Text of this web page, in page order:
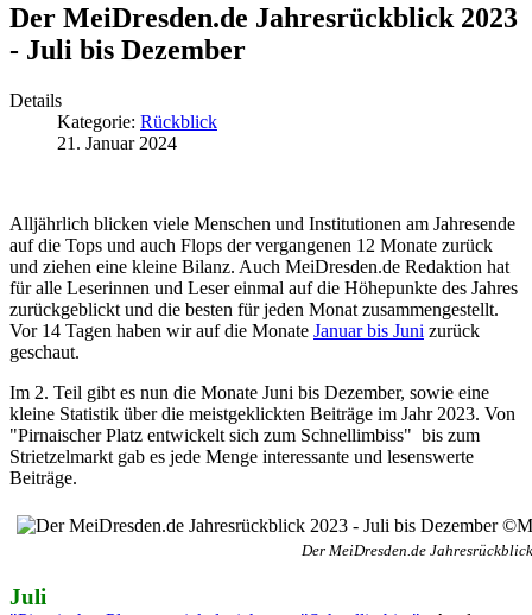
Der MeiDresden.de Jahresrückblick 2023
- Juli bis Dezember
Details
Kategorie: Rückblick
21. Januar 2024
Alljährlich blicken viele Menschen und Institutionen am Jahresende
auf die Tops und auch Flops der vergangenen 12 Monate zurück
und ziehen eine kleine Bilanz. Auch MeiDresden.de Redaktion hat
für alle Leserinnen und Leser einmal auf die Höhepunkte des Jahres
zurückgeblickt und die besten für jeden Monat zusammengestellt.
Vor 14 Tagen haben wir auf die Monate Januar bis Juni zurück
geschaut.
Im 2. Teil gibt es nun die Monate Juni bis Dezember, sowie eine
kleine Statistik über die meistgeklickten Beiträge im Jahr 2023. Von
"Pirnaischer Platz entwickelt sich zum Schnellimbiss" bis zum
Strietzelmarkt gab es jede Menge interessante und lesenswerte
Beiträge.
Der MeiDresden.de
Juli